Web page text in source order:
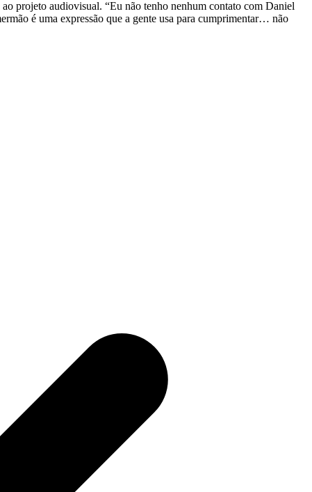
projeto audiovisual. “Eu não tenho nenhum contato com Daniel
é uma expressão que a gente usa para cumprimentar… não